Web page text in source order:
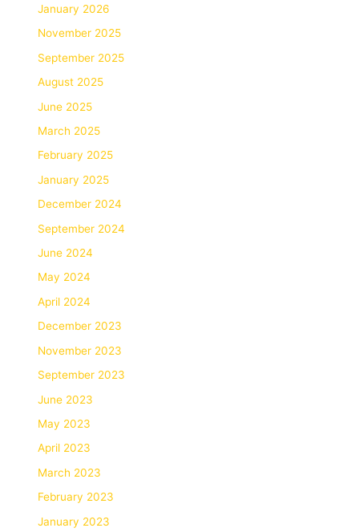
January 2026
November 2025
September 2025
August 2025
June 2025
March 2025
February 2025
January 2025
December 2024
September 2024
June 2024
May 2024
April 2024
December 2023
November 2023
September 2023
June 2023
May 2023
April 2023
March 2023
February 2023
January 2023